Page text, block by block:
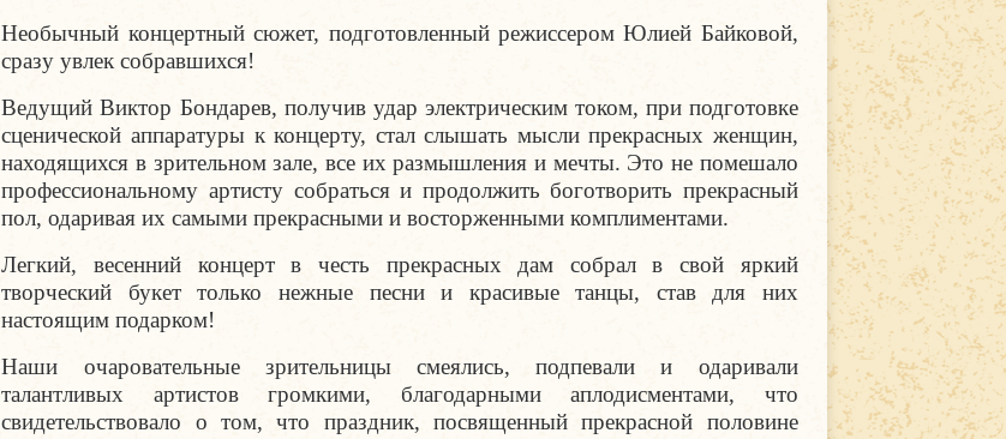
Необычный концертный сюжет, подготовленный режиссером Юлией Байковой,
сразу увлек собравшихся!
Ведущий Виктор Бондарев, получив удар электрическим током, при подготовке
сценической аппаратуры к концерту, стал слышать мысли прекрасных женщин,
находящихся в зрительном зале, все их размышления и мечты. Это не помешало
профессиональному артисту собраться и продолжить боготворить прекрасный
пол, одаривая их самыми прекрасными и восторженными комплиментами.
Легкий, весенний концерт в честь прекрасных дам собрал в свой яркий
творческий букет только нежные песни и красивые танцы, став для них
настоящим подарком!
Наши очаровательные зрительницы смеялись, подпевали и одаривали
талантливых артистов громкими, благодарными аплодисментами, что
свидетельствовало о том, что праздник, посвященный прекрасной половине